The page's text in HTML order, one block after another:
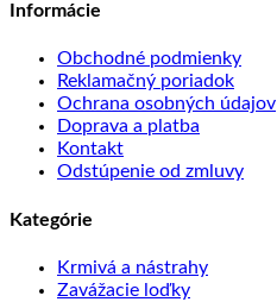
Informácie
Obchodné podmienky
Reklamačný poriadok
Ochrana osobných údajov
Doprava a platba
Kontakt
Odstúpenie od zmluvy
Kategórie
Krmivá a nástrahy
Zavážacie loďky